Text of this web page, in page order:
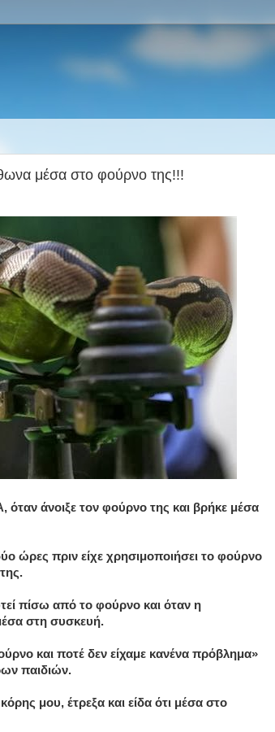
μέσα στο φούρνο της!!!
όταν άνοιξε τον φούρνο της και βρήκε μέσα
ώρες πριν είχε χρησιμοποιήσει το φούρνο
πίσω από το φούρνο και όταν η
στη συσκευή.
και ποτέ δεν είχαμε κανένα πρόβλημα»
παιδιών.
μου, έτρεξα και είδα ότι μέσα στο